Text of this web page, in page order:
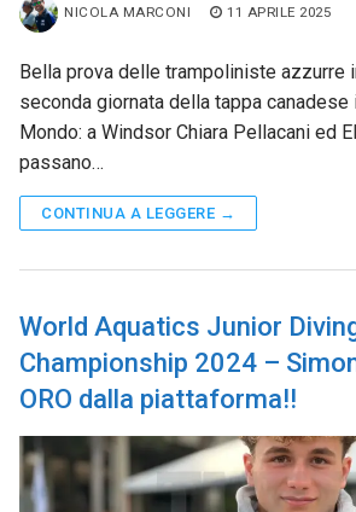
NICOLA MARCONI 11 APRILE 2025
Bella prova delle trampoliniste azzurre
seconda giornata della tappa canadese
Mondo: a Windsor Chiara Pellacani ed
passano…
CONTINUA A LEGGERE →
World Aquatics Junior
Championship 2024 –
ORO dalla piattaforma!!